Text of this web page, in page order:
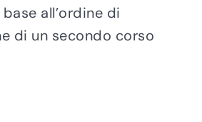
all’ordine di
di un secondo corso